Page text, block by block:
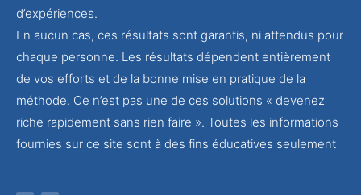
d’expériences.
En aucun cas, ces résultats sont garantis, ni attendus pour
chaque personne. Les résultats dépendent entièrement
de vos efforts et de la bonne mise en pratique de la
méthode. Ce n’est pas une de ces solutions « devenez
riche rapidement sans rien faire ». Toutes les informations
fournies sur ce site sont à des fins éducatives seulement